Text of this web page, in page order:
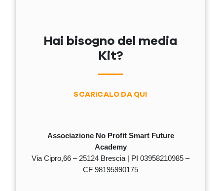
Hai bisogno del media
Kit?
SCARICALO DA QUI
Associazione No Profit Smart Future
Academy
Via Cipro,66 – 25124 Brescia | PI 03958210985 –
CF 98195990175